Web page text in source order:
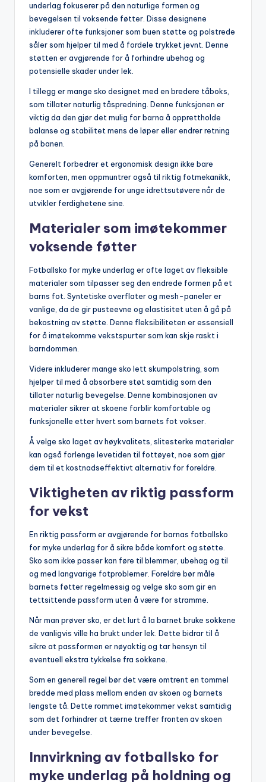
underlag fokuserer på den naturlige formen og
bevegelsen til voksende føtter. Disse designene
inkluderer ofte funksjoner som buen støtte og polstrede
såler som hjelper til med å fordele trykket jevnt. Denne
støtten er avgjørende for å forhindre ubehag og
potensielle skader under lek.
I tillegg er mange sko designet med en bredere tåboks,
som tillater naturlig tåspredning. Denne funksjonen er
viktig da den gjør det mulig for barna å opprettholde
balanse og stabilitet mens de løper eller endrer retning
på banen.
Generelt forbedrer et ergonomisk design ikke bare
komforten, men oppmuntrer også til riktig fotmekanikk,
noe som er avgjørende for unge idrettsutøvere når de
utvikler ferdighetene sine.
Materialer som imøtekommer
voksende føtter
Fotballsko for myke underlag er ofte laget av fleksible
materialer som tilpasser seg den endrede formen på et
barns fot. Syntetiske overflater og mesh-paneler er
vanlige, da de gir pusteevne og elastisitet uten å gå på
bekostning av støtte. Denne fleksibiliteten er essensiell
for å imøtekomme vekstspurter som kan skje raskt i
barndommen.
Videre inkluderer mange sko lett skumpolstring, som
hjelper til med å absorbere støt samtidig som den
tillater naturlig bevegelse. Denne kombinasjonen av
materialer sikrer at skoene forblir komfortable og
funksjonelle etter hvert som barnets fot vokser.
Å velge sko laget av høykvalitets, slitesterke materialer
kan også forlenge levetiden til fottøyet, noe som gjør
dem til et kostnadseffektivt alternativ for foreldre.
Viktigheten av riktig passform
for vekst
En riktig passform er avgjørende for barnas fotballsko
for myke underlag for å sikre både komfort og støtte.
Sko som ikke passer kan føre til blemmer, ubehag og til
og med langvarige fotproblemer. Foreldre bør måle
barnets føtter regelmessig og velge sko som gir en
tettsittende passform uten å være for stramme.
Når man prøver sko, er det lurt å la barnet bruke sokkene
de vanligvis ville ha brukt under lek. Dette bidrar til å
sikre at passformen er nøyaktig og tar hensyn til
eventuell ekstra tykkelse fra sokkene.
Som en generell regel bør det være omtrent en tommel
bredde med plass mellom enden av skoen og barnets
lengste tå. Dette rommet imøtekommer vekst samtidig
som det forhindrer at tærne treffer fronten av skoen
under bevegelse.
Innvirkning av fotballsko for
myke underlag på holdning og